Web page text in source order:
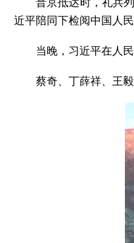
普京抵达时，礼兵
近平陪同下检阅中国人
当晚，习近平在人
蔡奇、丁薛祥、王